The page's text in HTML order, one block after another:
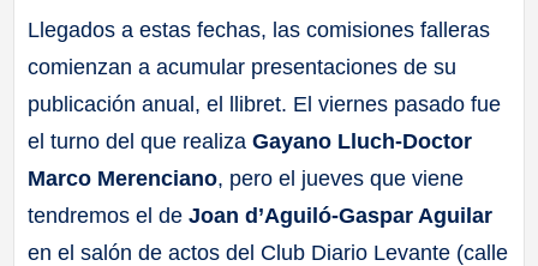
Llegados a estas fechas, las comisiones falleras
comienzan a acumular presentaciones de su
publicación anual, el llibret. El viernes pasado fue
el turno del que realiza Gayano Lluch-Doctor
Marco Merenciano, pero el jueves que viene
tendremos el de Joan d’Aguiló-Gaspar Aguilar
en el salón de actos del Club Diario Levante (calle